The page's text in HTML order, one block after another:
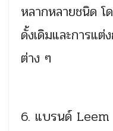
หลากหลายชนิด โ
ดั้งเดิมและการแต่
ต่าง ๆ
6. แบรนด์ Leem